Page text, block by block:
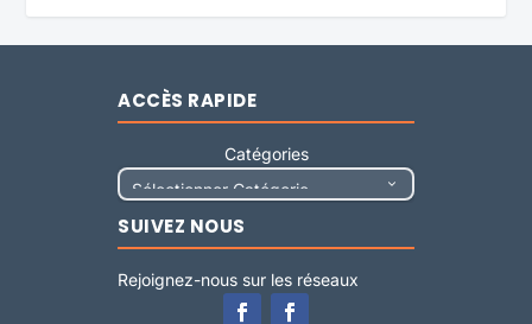
ACCÈS RAPIDE
Catégories
SUIVEZ NOUS
Rejoignez-nous sur les réseaux